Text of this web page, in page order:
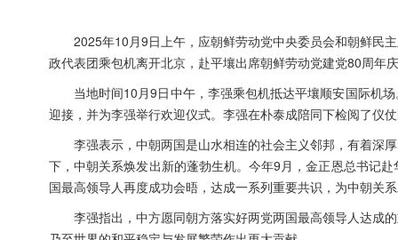
2025年10月9日上午，应朝鲜劳动党中央委员会和朝鲜民
政代表团乘包机离开北京，赴平壤出席朝鲜劳动党建党80周年
当地时间10月9日中午，李强乘包机抵达平壤顺安国际机
迎接，并为李强举行欢迎仪式。李强在朴泰成陪同下检阅了仪
李强表示，中朝两国是山水相连的社会主义邻邦，有着深
下，中朝关系焕发出新的蓬勃生机。今年9月，金正恩总书记
国最高领导人再度成功会晤，达成一系列重要共识，为中朝关
李强指出，中方愿同朝方落实好两党两国最高领导人达成